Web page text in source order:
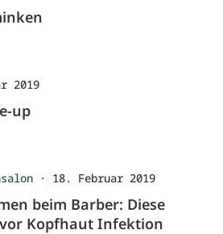
2019
up
· 18. Februar 2019
beim Barber: Diese
Kopfhaut Infektion